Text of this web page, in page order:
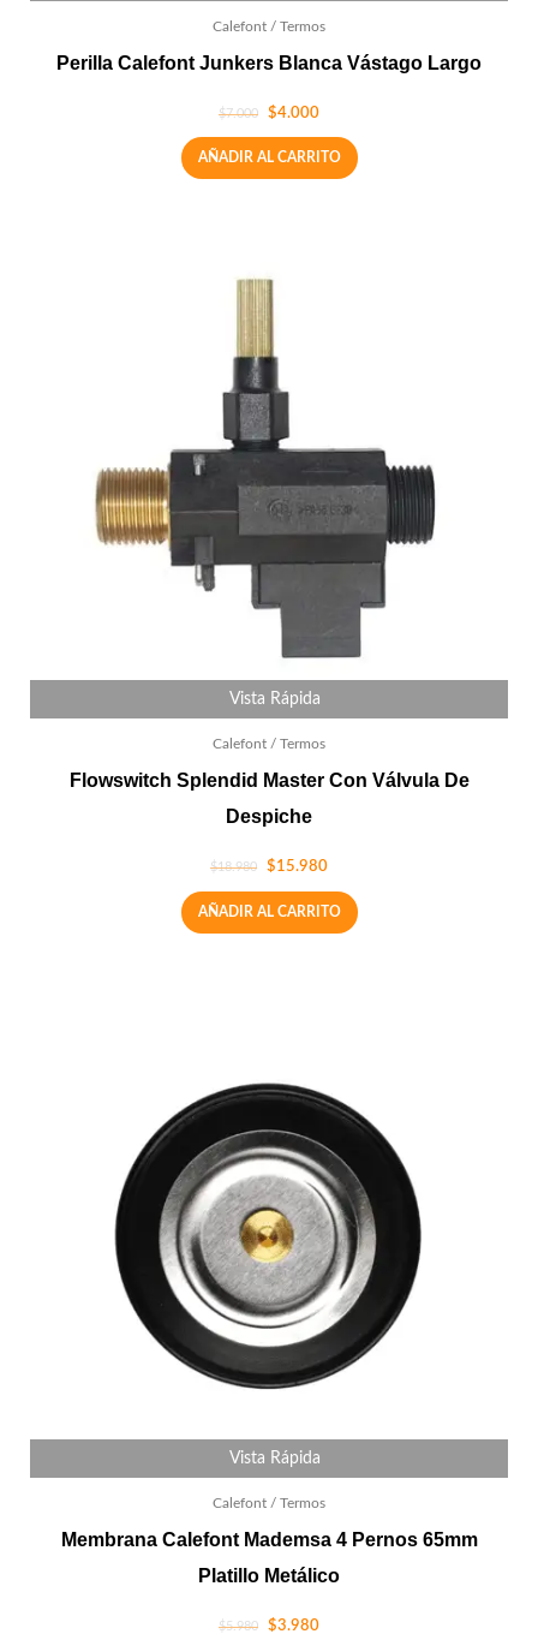
Calefont / Termos
Perilla Calefont Junkers Blanca Vástago Largo
$7.000 $4.000
AÑADIR AL CARRITO
Vista Rápida
Calefont / Termos
Flowswitch Splendid Master Con Válvula De
Despiche
$18.980 $15.980
AÑADIR AL CARRITO
Vista Rápida
Calefont / Termos
Membrana Calefont Mademsa 4 Pernos 65mm
Platillo Metálico
$5.980 $3.980